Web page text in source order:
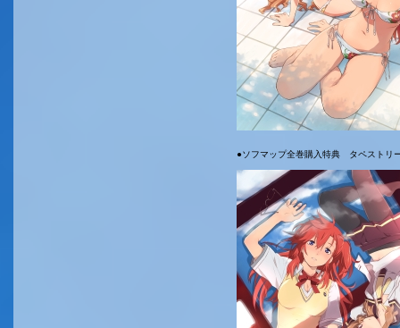
●ソフマップ全巻購入特典 タペストリ